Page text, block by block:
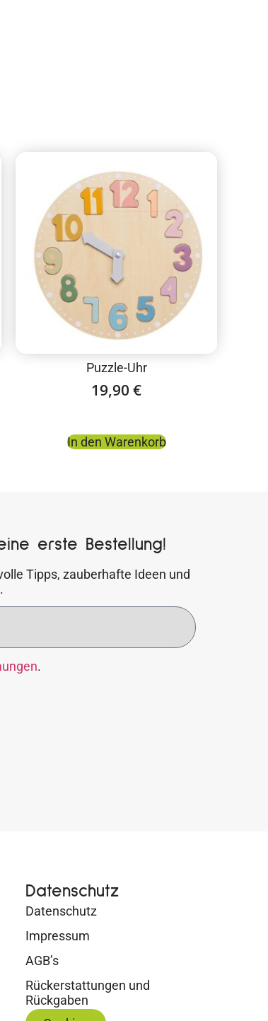
Puzzle-Uhr
19,90 €
In den Warenkorb
erste Bestellung!
Tipps, zauberhafte Ideen und
.
Datenschutz
Datenschutz
Impressum
AGB’s
Rückerstattungen und
Rückgaben